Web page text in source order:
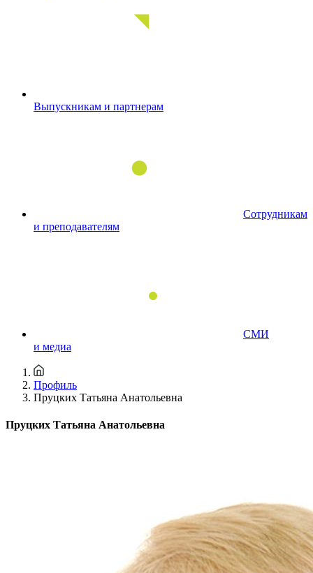
Выпускникам и партнерам
Сотрудникам
и преподавателям
СМИ
и медиа
Профиль
Пруцких Татьяна Анатольевна
Пруцких Татьяна Анатольевна